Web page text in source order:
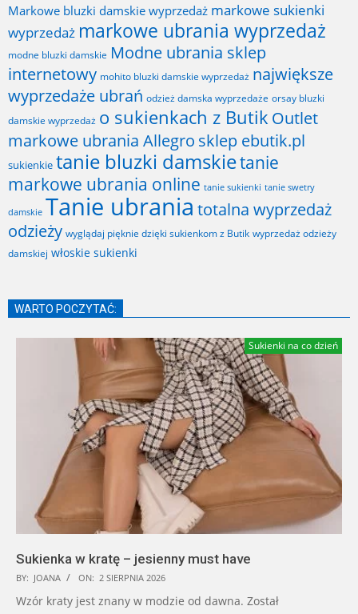
Markowe bluzki damskie wyprzedaż markowe sukienki
wyprzedaż markowe ubrania wyprzedaż
modne bluzki damskie Modne ubrania sklep
internetowy mohito bluzki damskie wyprzedaż największe
wyprzedaże ubrań odzież damska wyprzedaże orsay bluzki
damskie wyprzedaż o sukienkach z Butik Outlet
markowe ubrania Allegro sklep ebutik.pl
sukienkie tanie bluzki damskietanie
markowe ubrania online tanie sukienki tanie swetry
damskie Tanie ubrania totalna wyprzedaż
odzieży wyglądaj pięknie dzięki sukienkom z Butik wyprzedaż odzieży
damskiej włoskie sukienki
WARTO POCZYTAĆ:
Sukienki na co dzień
Sukienka w kratę – jesienny must have
BY: JOANA ON: 2 SIERPNIA 2026
Wzór kraty jest znany w modzie od dawna. Został